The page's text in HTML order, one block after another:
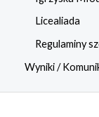
Licealiada
Regulaminy
Wyniki /